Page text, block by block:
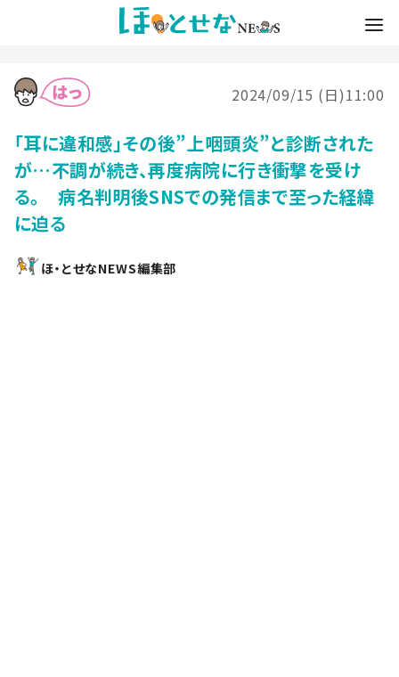
2024/09/15 (日)11:00
「耳に違和感」その後”上咽頭炎”と診断された
が…不調が続き、再度病院に行き衝撃を受け
る。 病名判明後SNSでの発信まで至った経緯
に迫る
ほ・とせなNEWS編集部